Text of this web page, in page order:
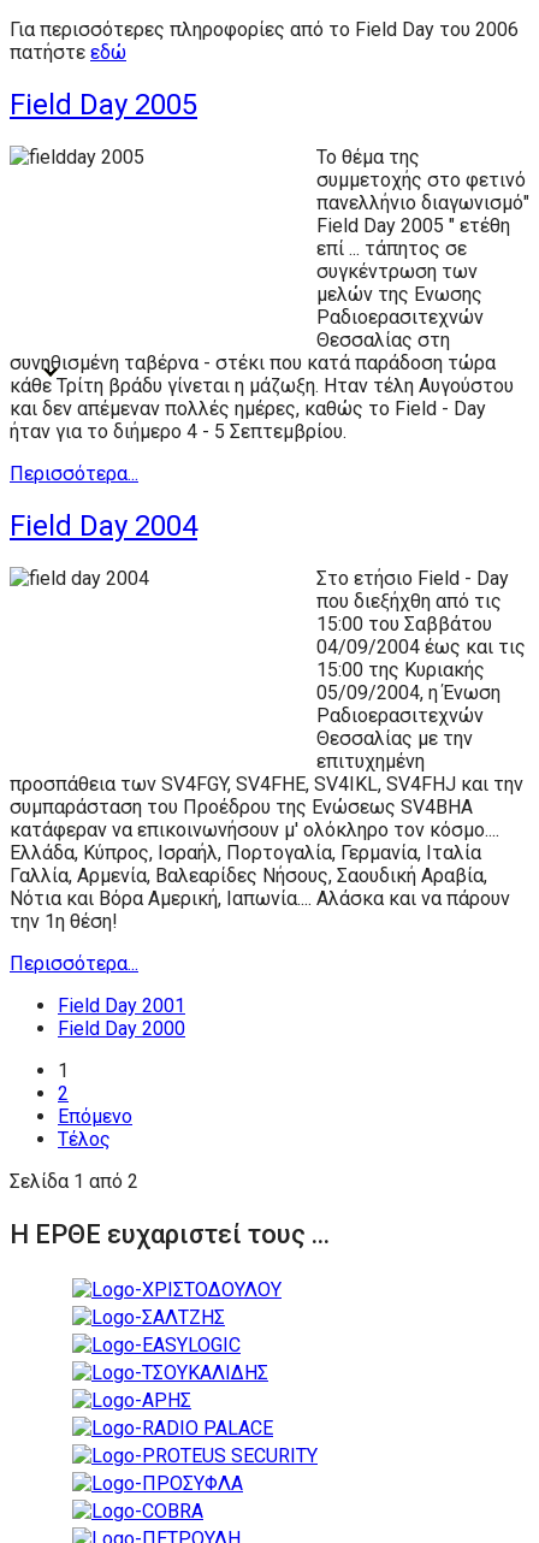
Για περισσότερες πληροφορίες από το Field Day του 2006
πατήστε εδώ
Field Day 2005
Το θέμα της
συμμετοχής στο φετινό
πανελλήνιο διαγωνισμό"
Field Day 2005 " ετέθη
επί ... τάπητος σε
συγκέντρωση των
μελών της Ενωσης
Ραδιοερασιτεχνών
Θεσσαλίας στη
συνηθισμένη ταβέρνα - στέκι που κατά παράδοση τώρα
κάθε Τρίτη βράδυ γίνεται η μάζωξη. Ηταν τέλη Αυγούστου
και δεν απέμεναν πολλές ημέρες, καθώς το Field - Day
ήταν για το διήμερο 4 - 5 Σεπτεμβρίου.
Περισσότερα...
Field Day 2004
Στο ετήσιο Field - Day
που διεξήχθη από τις
15:00 του Σαββάτου
04/09/2004 έως και τις
15:00 της Κυριακής
05/09/2004, η Ένωση
Ραδιοερασιτεχνών
Θεσσαλίας με την
επιτυχημένη
προσπάθεια των SV4FGY, SV4FHE, SV4IKL, SV4FHJ και την
συμπαράσταση του Προέδρου της Ενώσεως SV4BHA
κατάφεραν να επικοινωνήσουν μ' ολόκληρο τον κόσμο....
Ελλάδα, Κύπρος, Ισραήλ, Πορτογαλία, Γερμανία, Ιταλία
Γαλλία, Αρμενία, Βαλεαρίδες Νήσους, Σαουδική Αραβία,
Νότια και Βόρα Αμερική, Ιαπωνία.... Αλάσκα και να πάρουν
την 1η θέση!
Περισσότερα...
Field Day 2001
Field Day 2000
1
2
Επόμενο
Τέλος
Σελίδα 1 από 2
Η ΕΡΘΕ ευχαριστεί τους ...